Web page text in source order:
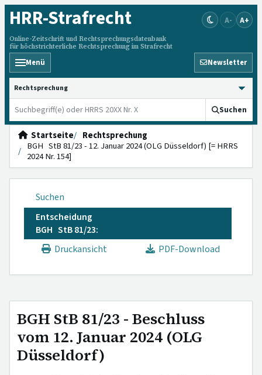
HRR-Strafrecht
Online-Zeitschrift und Rechtsprechungsdatenbank
für höchstrichterliche Rechtsprechung im Strafrecht
A- A+
Menü Newsletter
HRRS durchsuchen
Suchen
Startseite
Rechtsprechung
BGH StB 81/23 - 12. Januar 2024 (OLG Düsseldorf) [= HRRS
2024 Nr. 154]
Suchen
Entscheidung
BGH StB 81/23:
Druckansicht
PDF-Download
BGH StB 81/23 - Beschluss
vom 12. Januar 2024 (OLG
Düsseldorf)